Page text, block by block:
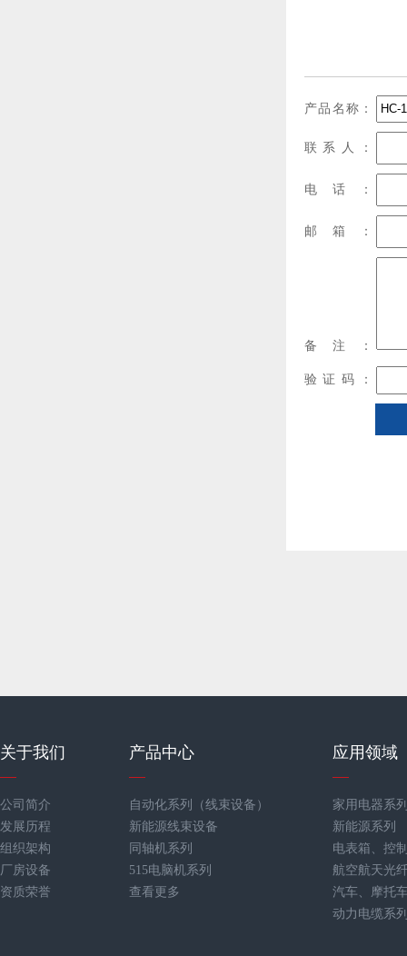
产品名称：
联系人：
电话：
邮箱：
备注：
验证码：
关于我们
公司简介
发展历程
组织架构
厂房设备
资质荣誉
产品中心
自动化系列（线束设备）
新能源线束设备
同轴机系列
515电脑机系列
查看更多
应用领域
家用电器系
新能源系列
电表箱、控
航空航天光
汽车、摩托
动力电缆系